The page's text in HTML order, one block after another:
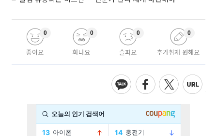
좋아요
0
화나요
0
슬퍼요
0
추가취재 원해요
0